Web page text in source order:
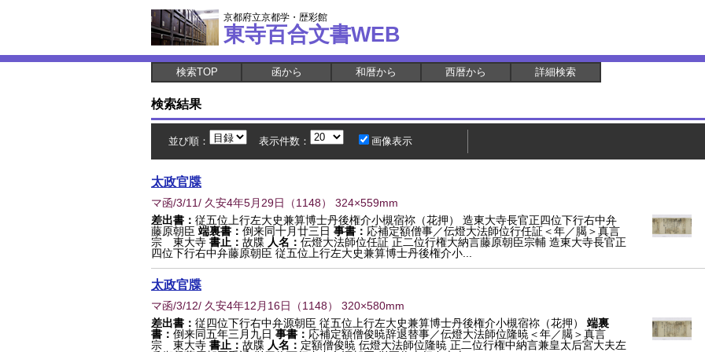
京都府立京都学・歴彩館
東寺百合文書WEB
検索TOP 函から 和暦から 西暦から 詳細検索
検索結果
並び順： 表示件数： 画像表示
太政官牒
マ函/3/11/ 久安4年5月29日 （1148） 324×559mm
差出書： 従五位上行左大史兼算博士丹後権介小槻宿祢（花押） 造東大寺長官正四位下行右中弁
藤原朝臣 端裏書： 倒来同十月廿三日 事書： 応補定額僧事／伝燈大法師位行任証＜年／臈＞真言
宗 東大寺 書止： 故牒 人名： 伝燈大法師位任証 正二位行権大納言藤原朝臣宗輔 造東大寺長官正
四位下行右中弁藤原朝臣 従五位上行左大史兼算博士丹後権介小...
太政官牒
マ函/3/12/ 久安4年12月16日 （1148） 320×580mm
差出書： 従四位下行右中弁源朝臣 従五位上行左大史兼算博士丹後権介小槻宿祢（花押）
端裏
書： 倒来同五年三月九日 事書： 応補定額僧俊暁辞退替事／伝燈大法師位隆暁＜年／臈＞真言
宗 東大寺 書止： 故牒 人名： 定額僧俊暁 伝燈大法師位隆暁 正二位行権中納言兼皇太后宮大夫左